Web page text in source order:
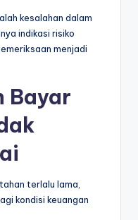
kesalahan dalam
indikasi risiko
menjadi
Bayar
terlalu lama,
kondisi keuangan